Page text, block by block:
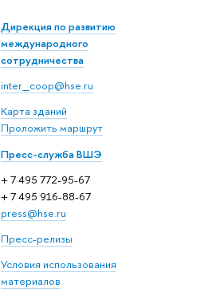
Дирекция по развитию
международного
сотрудничества
inter_coop@hse.ru
Карта зданий
Проложить маршрут
Пресс-служба ВШЭ
+ 7 495 772-95-67
+ 7 495 916-88-67
press@hse.ru
Пресс-релизы
Условия использования
материалов